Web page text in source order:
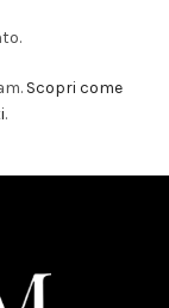
Scopri come
.